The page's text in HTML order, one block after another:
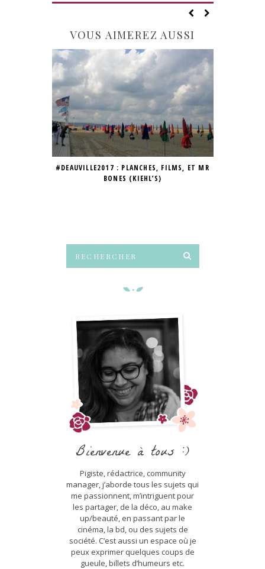
VOUS AIMEREZ AUSSI
#DEAUVILLE2017 : PLANCHES, FILMS, ET MR
BONES (KIEHL’S)
Bienvenue à tous :)
Pigiste, rédactrice, community
manager, j’aborde tous les sujets qui
me passionnent, m’intriguent pour
les partager, de la déco, au make
up/beauté, en passant par le
cinéma, la bd, ou des sujets de
société. C’est aussi un espace où je
peux exprimer quelques coups de
gueule, billets d’humeurs etc.